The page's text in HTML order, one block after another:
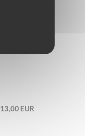
13,00 EUR